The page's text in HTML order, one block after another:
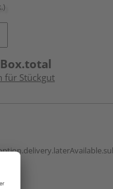
für Stückgut